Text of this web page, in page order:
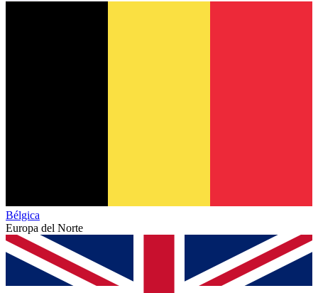
Bélgica
Europa del Norte